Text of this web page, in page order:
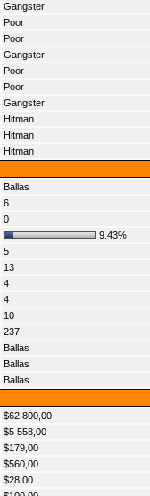
Gangster
Poor
Poor
Gangster
Poor
Poor
Gangster
Hitman
Hitman
Hitman
Ballas
6
0
9.43%
5
13
4
4
10
237
Ballas
Ballas
Ballas
$62 800,00
$5 558,00
$179,00
$560,00
$28,00